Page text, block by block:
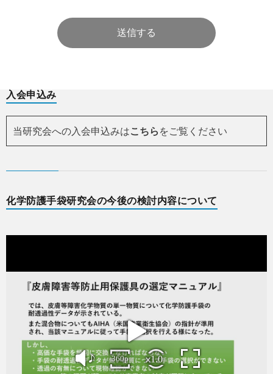
入会申込み
当研究会への入会申込みはこちら をご覧ください
化学防護手袋研究会の今後の検討内容について